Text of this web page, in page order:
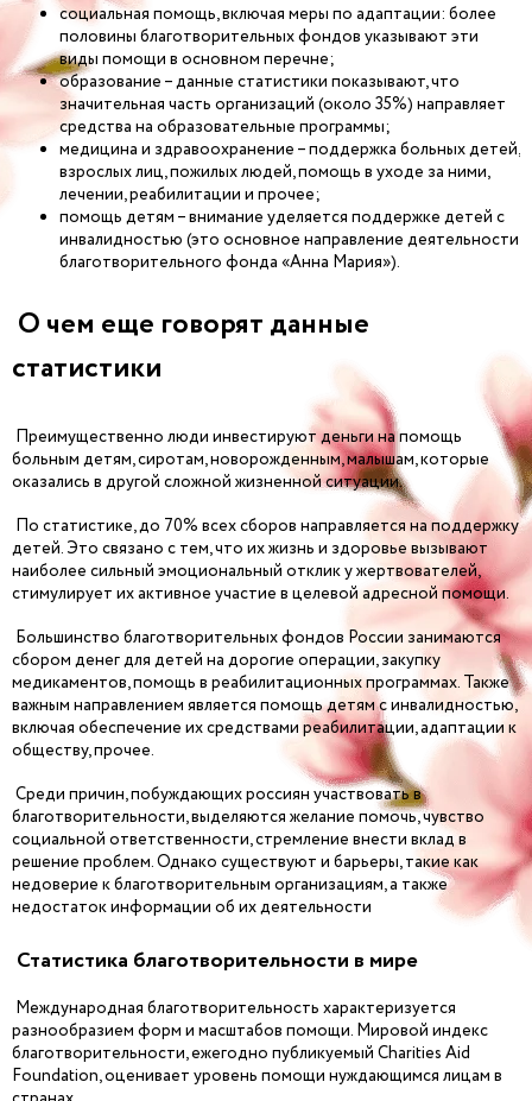
социальная помощь, включая меры по адаптации: более
половины благотворительных фондов указывают эти
виды помощи в основном перечне;
образование – данные статистики показывают, что
значительная часть организаций (около 35%) направляет
средства на образовательные программы;
медицина и здравоохранение – поддержка больных детей,
взрослых лиц, пожилых людей, помощь в уходе за ними,
лечении, реабилитации и прочее;
помощь детям – внимание уделяется поддержке детей с
инвалидностью (это основное направление деятельности
благотворительного фонда «Анна Мария»).
О чем еще говорят данные
статистики
Преимущественно люди инвестируют деньги на помощь
больным детям, сиротам, новорожденным, малышам, которые
оказались в другой сложной жизненной ситуации.
По статистике, до 70% всех сборов направляется на поддержку
детей. Это связано с тем, что их жизнь и здоровье вызывают
наиболее сильный эмоциональный отклик у жертвователей,
стимулирует их активное участие в целевой адресной помощи.
Большинство благотворительных фондов России занимаются
сбором денег для детей на дорогие операции, закупку
медикаментов, помощь в реабилитационных программах. Также
важным направлением является помощь детям с инвалидностью,
включая обеспечение их средствами реабилитации, адаптации к
обществу, прочее.
Среди причин, побуждающих россиян участвовать в
благотворительности, выделяются желание помочь, чувство
социальной ответственности, стремление внести вклад в
решение проблем. Однако существуют и барьеры, такие как
недоверие к благотворительным организациям, а также
недостаток информации об их деятельности
Статистика благотворительности в мире
Международная благотворительность характеризуется
разнообразием форм и масштабов помощи. Мировой индекс
благотворительности, ежегодно публикуемый Charities Aid
Foundation, оценивает уровень помощи нуждающимся лицам в